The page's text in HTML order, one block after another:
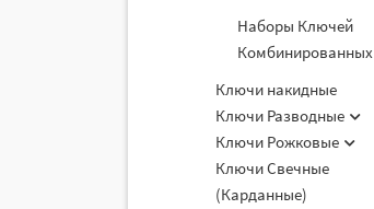
Наборы Ключей
Комбинированных
Ключи накидные
Ключи Разводные
Ключи Рожковые
Ключи Свечные
(Карданные)